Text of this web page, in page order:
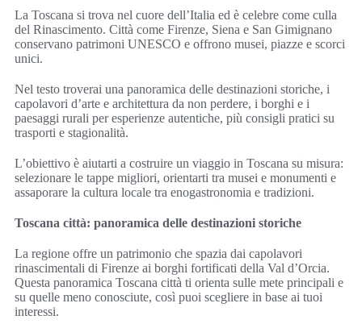
La Toscana si trova nel cuore dell’Italia ed è celebre come culla
del Rinascimento. Città come Firenze, Siena e San Gimignano
conservano patrimoni UNESCO e offrono musei, piazze e scorci
unici.
Nel testo troverai una panoramica delle destinazioni storiche, i
capolavori d’arte e architettura da non perdere, i borghi e i
paesaggi rurali per esperienze autentiche, più consigli pratici su
trasporti e stagionalità.
L’obiettivo è aiutarti a costruire un viaggio in Toscana su misura:
selezionare le tappe migliori, orientarti tra musei e monumenti e
assaporare la cultura locale tra enogastronomia e tradizioni.
Toscana città: panoramica delle destinazioni storiche
La regione offre un patrimonio che spazia dai capolavori
rinascimentali di Firenze ai borghi fortificati della Val d’Orcia.
Questa panoramica Toscana città ti orienta sulle mete principali e
su quelle meno conosciute, così puoi scegliere in base ai tuoi
interessi.